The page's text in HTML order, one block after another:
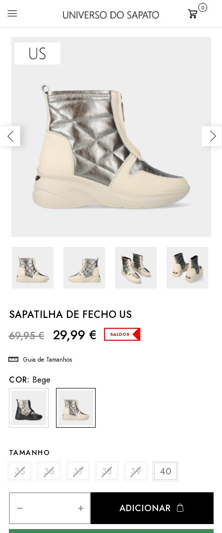
Carrinho
0
SAPATILHA DE FECHO US
69,95€ 29,99 € SALDOS
Guia de Tamanhos
COR: Bege
TAMANHO
35 36 37 38 39 40
ADICIONAR